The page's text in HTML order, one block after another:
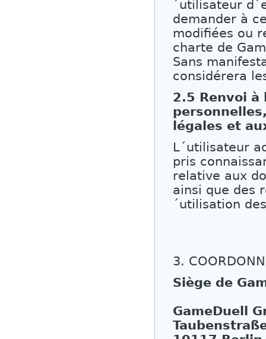
´utilisateur
demander à
modifiées ou
charte de
Sans
considérera
2.5 Renvoi
légales et
L´utilisateur
pris
relative aux
ainsi que des
´utilisation
3.
Siège de
GameDuell